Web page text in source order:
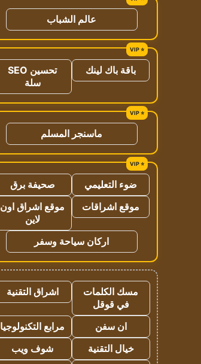
عالم الشباب
باقة باك لينك
تحسين SEO
سلة
ماسنجر المسلم
ضوء التعليمي
صحيفة برق
موقع اشراقات
موقع اشراق اون
لاين
اركان سياحة وسفر
مسك الكلمات
في قوقل
اشراق التقنية
ان سفن
مرابع التكنولوجيا
خيال التقنية
شوف ويب